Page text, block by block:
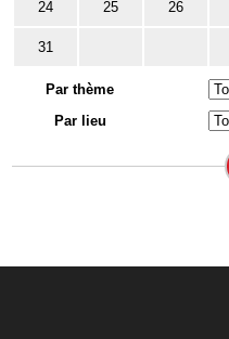
24 25 26
31
Par thème
Par lieu